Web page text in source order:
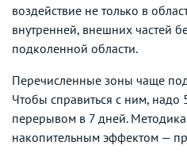
воздействие не только в
внутренней, внешних частей
подколенной области.
Перечисленные зоны чаще
Чтобы справиться с ним,
перерывом в 7 дней. Методика
накопительным эффектом —